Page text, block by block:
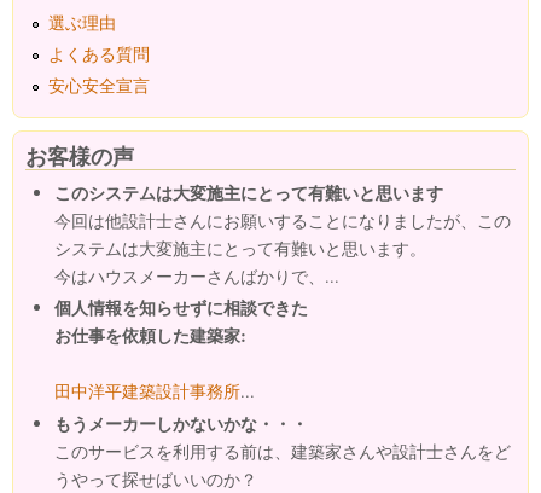
選ぶ理由
よくある質問
安心安全宣言
お客様の声
このシステムは大変施主にとって有難いと思います
今回は他設計士さんにお願いすることになりましたが、この
システムは大変施主にとって有難いと思います。
今はハウスメーカーさんばかりで、...
個人情報を知らせずに相談できた
お仕事を依頼した建築家:
田中洋平建築設計事務所...
もうメーカーしかないかな・・・
このサービスを利用する前は、建築家さんや設計士さんをど
うやって探せばいいのか？